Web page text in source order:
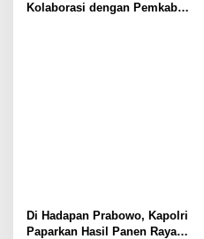
Kolaborasi dengan Pemkab
Di Hadapan Prabowo, Kapolri
Paparkan Hasil Panen Raya